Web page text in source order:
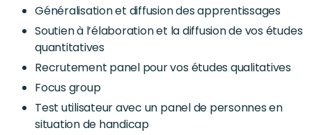
Généralisation et diffusion des apprentissages
Soutien à l’élaboration et la diffusion de vos études
quantitatives
Recrutement panel pour vos études qualitatives
Focus group
Test utilisateur avec un panel de personnes en
situation de handicap